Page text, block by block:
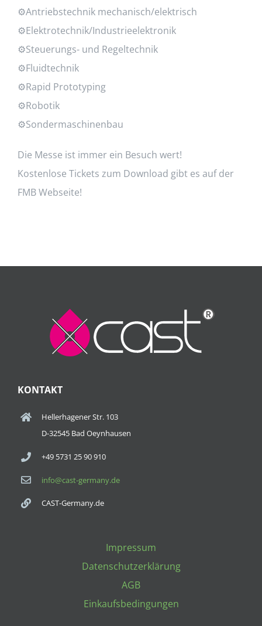
⚙Antriebstechnik mechanisch/elektrisch
⚙Elektrotechnik/Industrieelektronik
⚙Steuerungs- und Regeltechnik
⚙Fluidtechnik
⚙Rapid Prototyping
⚙Robotik
⚙Sondermaschinenbau
Die Messe ist immer ein Besuch wert!
Kostenlose Tickets zum Download gibt es auf der
FMB Webseite!
KONTAKT
Hellerhagener Str. 103
D-32545 Bad Oeynhausen
+49 5731 25 90 910
info@cast-germany.de
CAST-Germany.de
Impressum
Datenschutzerklärung
AGB
Einkaufsbedingungen